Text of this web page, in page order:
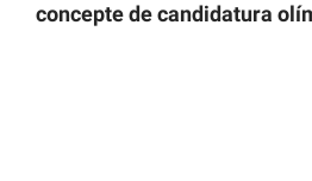
concepte de candidatura